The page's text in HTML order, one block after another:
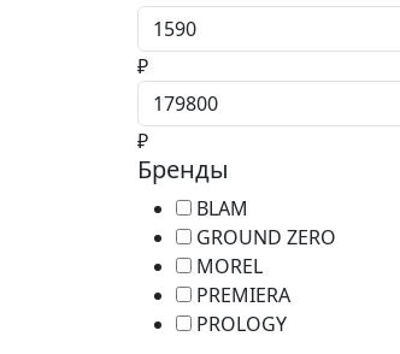
Цена от
₽
Цена до
₽
Бренды
BLAM
GROUND ZERO
MOREL
PREMIERA
PROLOGY